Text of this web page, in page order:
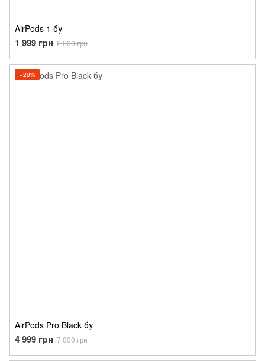
AirPods 1 бу
1 999 грн 2 200 грн
−29%
AirPods Pro Black бу
4 999 грн 7 000 грн